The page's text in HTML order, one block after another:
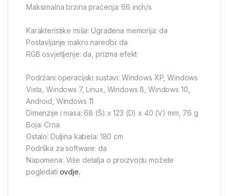
Maksimalna brzina praćenja: 66 inch/s
Karakteristike miša: Ugrađena memorija: da
Postavljanje makro naredbi: da
RGB osvjetljenje: da, prizma efekt
Podržani operacijski sustavi: Windows XP, Windows
Vista, Windows 7, Linux, Windows 8, Windows 10,
Android, Windows 11
Dimenzije i masa: 68 (Š) x 123 (D) x 40 (V) mm, 76 g
Boja: Crna
Ostalo: Duljina kabela: 180 cm
Podrška za software: da
Napomena: Više detalja o proizvodu možete
pogledati ovdje.